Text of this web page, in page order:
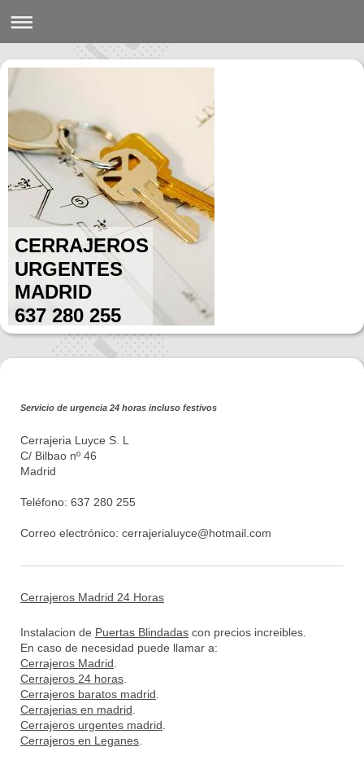
CERRAJEROS
URGENTES
MADRID
637 280 255
Servicio de urgencia 24 horas incluso festivos
Cerrajeria Luyce S. L
C/ Bilbao nº 46
Madrid
Teléfono: 637 280 255
Correo electrónico: cerrajerialuyce@hotmail.com
Cerrajeros Madrid 24 Horas
Instalacion de Puertas Blindadas con precios increibles.
En caso de necesidad puede llamar a:
Cerrajeros Madrid
Cerrajeros 24 horas
Cerrajeros baratos madrid
Cerrajerias en madrid
Cerrajeros urgentes madrid
Cerrajeros en Leganes